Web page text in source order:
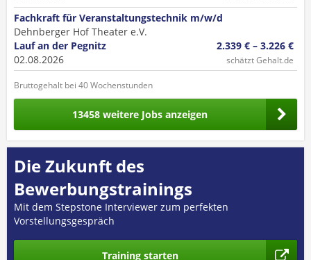
Fachkraft für Veranstaltungstechnik m/w/d
Dehnberger Hof Theater e.V.
Lauf an der Pegnitz
02.08.2026
2.339 € – 3.226 €
schätzt Gehalt.de
Bruttogehalt bei 40 Wochenstunden
13458 weitere Jobs anzeigen
Die Zukunft des
Bewerbungstrainings
Mit dem Stepstone Interviewer zum perfekten
Vorstellungsgespräch
Training starten